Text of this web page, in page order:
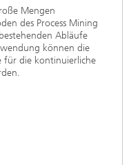
Mengen
des Process Mining
Abläufe
können die
für die kontinuierliche